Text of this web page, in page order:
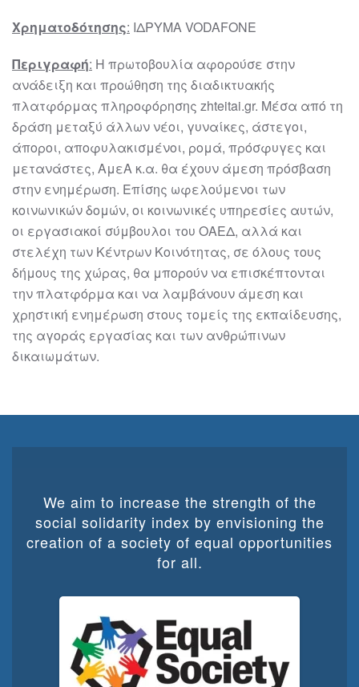
Χρηματοδότησης: ΙΔΡΥΜΑ VODAFONE
Περιγραφή: Η πρωτοβουλία αφορούσε στην
ανάδειξη και προώθηση της διαδικτυακής
πλατφόρμας πληροφόρησης zhteitai.gr. Μέσα από τη
δράση μεταξύ άλλων νέοι, γυναίκες, άστεγοι,
άποροι, αποφυλακισμένοι, ρομά, πρόσφυγες και
μετανάστες, ΑμεΑ κ.α. θα έχουν άμεση πρόσβαση
στην ενημέρωση. Επίσης ωφελούμενοι των
κοινωνικών δομών, οι κοινωνικές υπηρεσίες αυτών,
οι εργασιακοί σύμβουλοι του ΟΑΕΔ, αλλά και
στελέχη των Κέντρων Κοινότητας, σε όλους τους
δήμους της χώρας, θα μπορούν να επισκέπτονται
την πλατφόρμα και να λαμβάνουν άμεση και
χρηστική ενημέρωση στους τομείς της εκπαίδευσης,
της αγοράς εργασίας και των ανθρώπινων
δικαιωμάτων.
We aim to increase the strength of the
social solidarity index by envisioning the
creation of a society of equal opportunities
for all.